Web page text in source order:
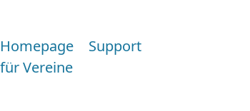
Homepage
für Vereine
Support